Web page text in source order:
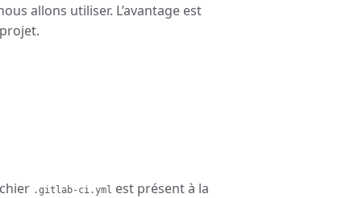
allons utiliser. L’avantage est
.gitlab-ci.yml est présent à la